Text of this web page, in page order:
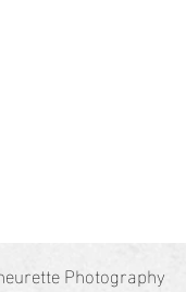
Photography